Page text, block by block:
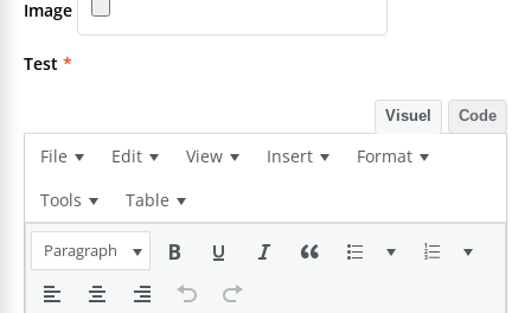
Image
Test *
Visuel Code
File Edit View Insert
Format
Tools
Table
Paragraph